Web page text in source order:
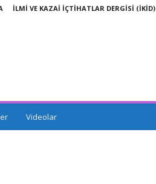
İLMİ VE KAZAİ İÇTİHATLAR DERGİSİ (İKİD)
Videolar